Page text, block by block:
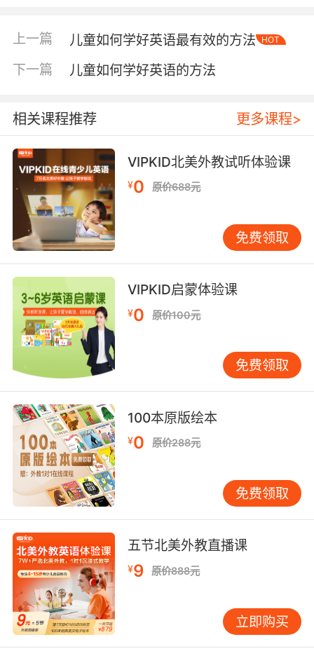
是可以和妈妈交流的工具。 分阶段把握学习重点
不同年龄段的孩子，英语学习应有不同侧重点。
有些家长在幼儿园阶段就急着教语法、做练习，
这其实是本末倒置。 3-6岁：建立好感与培养语
英语的好感。可每天播放英文儿歌，如Super
Simple Songs系列，让孩子在旋律中感受英语韵
律。亲子共读绘本也是好方式，选择画面丰富、
句式重复的绘本，如《Brown Bear, Brown Bear,
What Do You See?》，读时无需逐字翻译，让孩
子通过图画理解故事。 7-12岁：系统打好基础这
是系统学习的关键期，需打好听说读写基础。但
“打好基础”不等于死记硬背。建议建立“校内+课
外”双轨模式。校内确保掌握课本核心；课外可通
过分级阅读拓展，如从牛津阅读树初级开始，每
天读一本，重点理解故事大意。听力方面，可听
适合年龄的有声书，如《Charlotte‘s Web》简写
版，每周三次，每次十五分钟。 13-15岁：应试
与能力并重孩子面临中考压力，学习需两者兼
顾。比起盲目刷题，更重要的是帮助孩子建立知
识体系。例如语法学习，要理解时态间的逻辑关
系；阅读训练要分析文章结构。准备“错题本”，
记录错误原因和正确思路，进步会更快。 16-18
岁：根据规划选择路径高中阶段，孩子需根据未
来规划选择路径。备战高考需提升阅读速度和写
作深度；有留学打算则需提前准备托福、雅思等
考试。无论哪条路，都应更注重实际应用能力。
家庭环境中的英语浸润 许多家长觉得自己英语不
好，无法帮助孩子。其实，家庭英语环境不一定
需要家长流利，关键是为孩子创造接触和使用英
语的机会。 一位英语水平有限的爸爸，每周会和
孩子一起看一集《Peppa Pig》等英文动画片。
他们不急于理解每个单词，而是关注情节。看完
后，爸爸会问：“What did Peppa do today?”孩
子用中文回答也没关系，爸爸再用简单英文重
上一篇 儿童如何学好英语最有效的方法 HOT
下一篇 儿童如何学好英语的方法
相关课程推荐 更多课程>
VIPKID北美外教试听体验课
¥0 原价688元
免费领取
VIPKID启蒙体验课
¥0 原价100元
免费领取
100本原版绘本
¥0 原价288元
免费领取
五节北美外教直播课
¥9 原价888元
立即购买